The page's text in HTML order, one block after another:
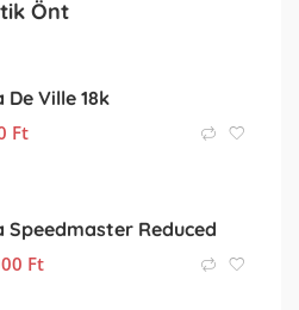
Önt
De Ville 18k
Ft
Speedmaster Reduced
Ft